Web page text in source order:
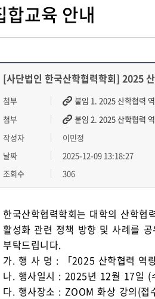
합교육 안내
[사단법인 한국산학협력학회] 2025
첨부
붙임 1. 2025 산학협력
첨부
붙임 2. 2025 산학협력
작성자
이민정
날짜
2025-12-09 13:18:27
조회수
306
한국산학협력학회는 대학의 산학
활성화 관련 정책 방향 및 사례를
부탁드립니다.
가. 행 사 명 : 「2025 산학협력 역
나. 행사일시 : 2025년 12월 17일
다. 행사장소 : ZOOM 화상 강의(